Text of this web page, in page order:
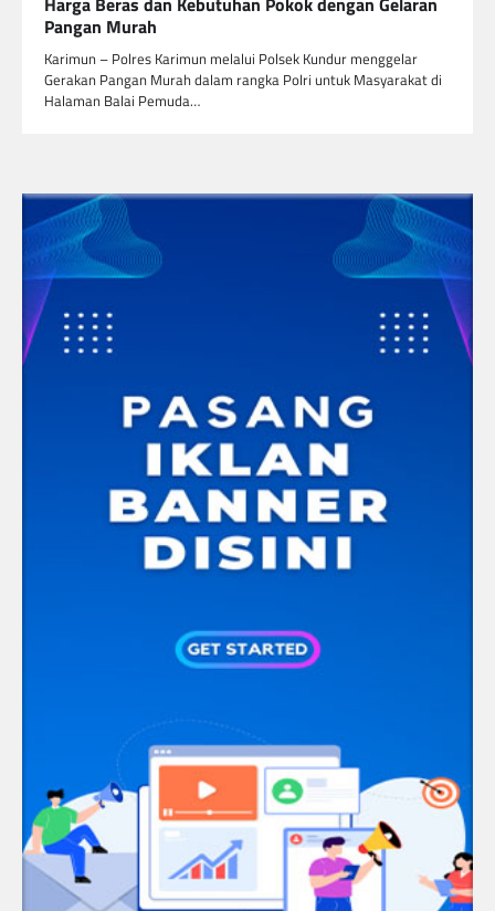
Pangan Murah
Karimun – Polres Karimun melalui Polsek Kundur menggelar
Gerakan Pangan Murah dalam rangka Polri untuk Masyarakat di
Halaman Balai Pemuda…